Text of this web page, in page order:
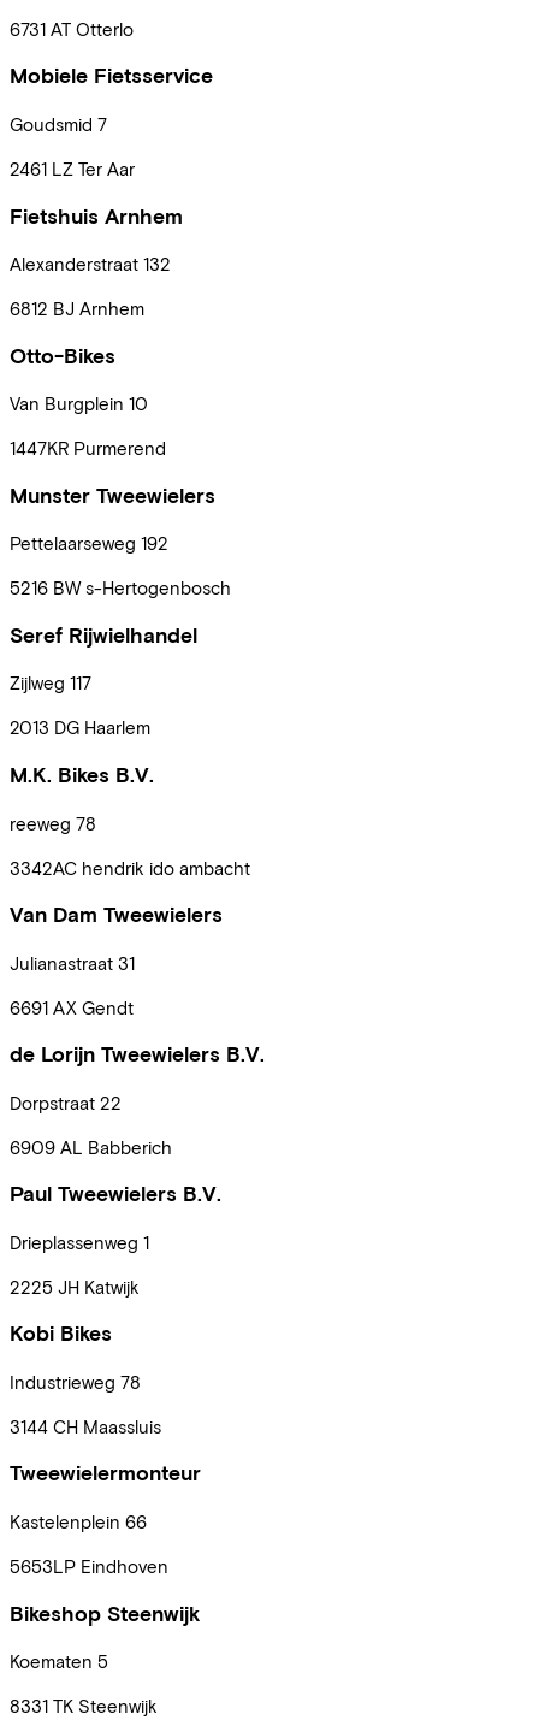
6731 AT Otterlo
Mobiele Fietsservice
Goudsmid 7
2461 LZ Ter Aar
Fietshuis Arnhem
Alexanderstraat 132
6812 BJ Arnhem
Otto-Bikes
Van Burgplein 10
1447KR Purmerend
Munster Tweewielers
Pettelaarseweg 192
5216 BW s-Hertogenbosch
Seref Rijwielhandel
Zijlweg 117
2013 DG Haarlem
M.K. Bikes B.V.
reeweg 78
3342AC hendrik ido ambacht
Van Dam Tweewielers
Julianastraat 31
6691 AX Gendt
de Lorijn Tweewielers B.V.
Dorpstraat 22
6909 AL Babberich
Paul Tweewielers B.V.
Drieplassenweg 1
2225 JH Katwijk
Kobi Bikes
Industrieweg 78
3144 CH Maassluis
Tweewielermonteur
Kastelenplein 66
5653LP Eindhoven
Bikeshop Steenwijk
Koematen 5
8331 TK Steenwijk